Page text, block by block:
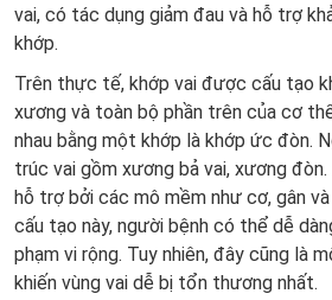
vai, có tác dụng giảm đau và hỗ trợ
khớp.
Trên thực tế, khớp vai được cấu tạo
xương và toàn bộ phần trên của cơ
nhau bằng một khớp là khớp ức đòn.
trúc vai gồm xương bả vai, xương
hỗ trợ bởi các mô mềm như cơ, gân
cấu tạo này, người bệnh có thể dễ
phạm vi rộng. Tuy nhiên, đây cũng là
khiến vùng vai dễ bị tổn thương nhất.